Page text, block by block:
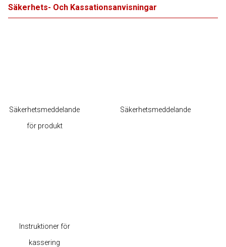
Säkerhets- Och Kassationsanvisningar
Säkerhetsmeddelande
för produkt
Säkerhetsmeddelande
Instruktioner för
kassering